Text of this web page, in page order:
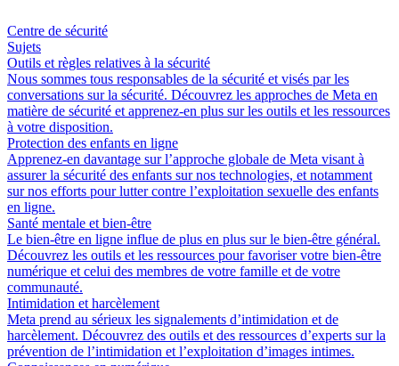
Centre de sécurité
Sujets
Outils et règles relatives à la sécurité
Nous sommes tous responsables de la sécurité et visés par les
conversations sur la sécurité. Découvrez les approches de Meta en
matière de sécurité et apprenez-en plus sur les outils et les ressources
à votre disposition.
Protection des enfants en ligne
Apprenez-en davantage sur l’approche globale de Meta visant à
assurer la sécurité des enfants sur nos technologies, et notamment
sur nos efforts pour lutter contre l’exploitation sexuelle des enfants
en ligne.
Santé mentale et bien-être
Le bien-être en ligne influe de plus en plus sur le bien-être général.
Découvrez les outils et les ressources pour favoriser votre bien-être
numérique et celui des membres de votre famille et de votre
communauté.
Intimidation et harcèlement
Meta prend au sérieux les signalements d’intimidation et de
harcèlement. Découvrez des outils et des ressources d’experts sur la
prévention de l’intimidation et l’exploitation d’images intimes.